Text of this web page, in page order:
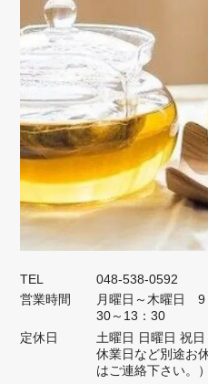
しく、ま
スタッフ一
す。 これ
ますよう ど
ます。 店
2026/04/18
おいしくいただいています。
この度はご
います。
ショップを
TEL
048-538-0592
営業時間
月曜日～木曜日
30～13：30
定休日
土曜日 日曜日 祝
休業日など別途お
はご連絡下さい。）